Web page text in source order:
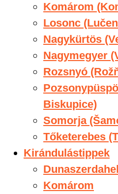
Komárom
Losonc
Nagykürtös
Nagymegyer
Rozsnyó
Biskupice)
Somorja
Tőketerebes
Kirándulástippek
Komárom